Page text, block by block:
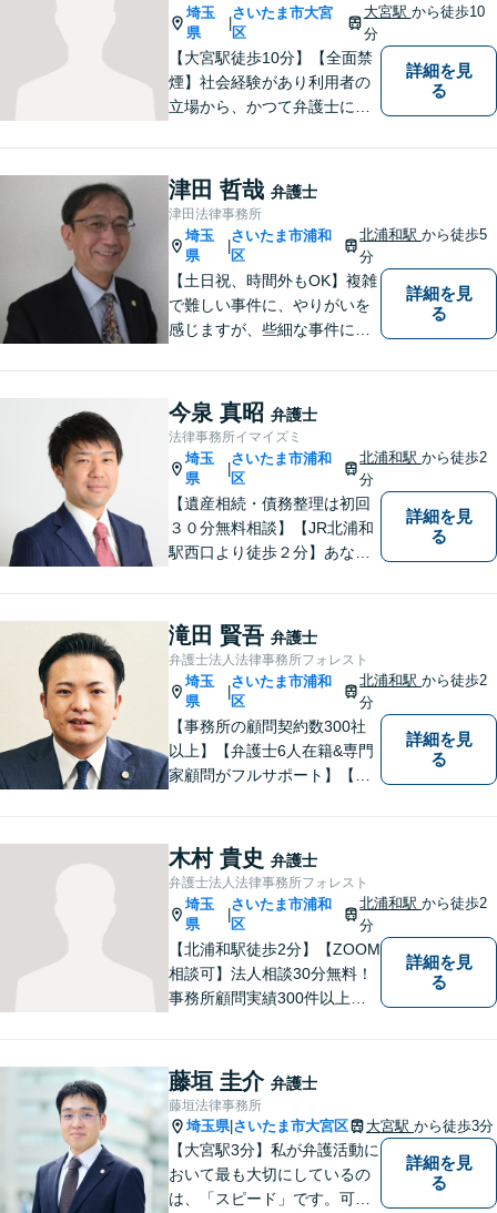
埼玉
県
|
さいたま市大宮
区
大宮駅 から徒歩10
分
【大宮駅徒歩10分】【全面禁
煙】社会経験があり利用者の
立場から、かつて弁護士に相
ります。 どのようにしたら、
敷居を低くできるか、緊張せ
ずに、リラックスして頂ける
か、なごやかな雰囲気作りを
常に心掛けています。
詳細を見
る
津田 哲哉 弁護士
津田法律事務所
埼玉
県
|
さいたま市浦和
区
北浦和駅から徒歩5
分
【土日祝、時間外もOK】複雑
で難しい事件に、やりがいを
感じますが、些細な事件にも
ティング会社での経験から、
会社経営、経理・税務などに
も詳しく、きめ細かく対応致
します。刑事事件にも力を入
れています。
詳細を見
る
今泉 真昭 弁護士
法律事務所イマイズミ
埼玉
県
|
さいたま市浦和
区
北浦和駅から徒歩2
分
【遺産相続・債務整理は初回
３０分無料相談】【JR北浦和
駅西口より徒歩２分】あなた
ミがお預かりします。あなた
の代わりに悩み、考え、解決
策をご提案します。
詳細を見
る
滝田 賢吾 弁護士
弁護士法人法律事務所フォレスト
埼玉
県
|
さいたま市浦和
区
北浦和駅から徒歩2
分
【事務所の顧問契約数300社
以上】【弁護士6人在籍&専門
家顧問がフルサポート】【北
護士が労働雇用、債権回収、
商取引問題などに対応しま
す。中小企業さま、個人事業
主さまからのご相談に注力
【初回面談無料】
詳細を見
る
木村 貴史 弁護士
弁護士法人法律事務所フォレスト
埼玉
県
|
さいたま市浦和
区
北浦和駅から徒歩2
分
【北浦和駅徒歩2分】【ZOOM
相談可】法人相談30分無料！
事務所顧問実績300件以上！
的確に把握し、ご意向に沿え
るよう尽力いたします！業種
ごとに専門化したチームでの
サポート体制あり！ぜひ一度
ご相談ください。
詳細を見
る
藤垣 圭介 弁護士
藤垣法律事務所
埼玉県| さいたま市大宮区 大宮駅 から徒歩3分
【大宮駅3分】私が弁護活動に
おいて最も大切にしているの
は、「スピード」です。可能
詳細を見
る